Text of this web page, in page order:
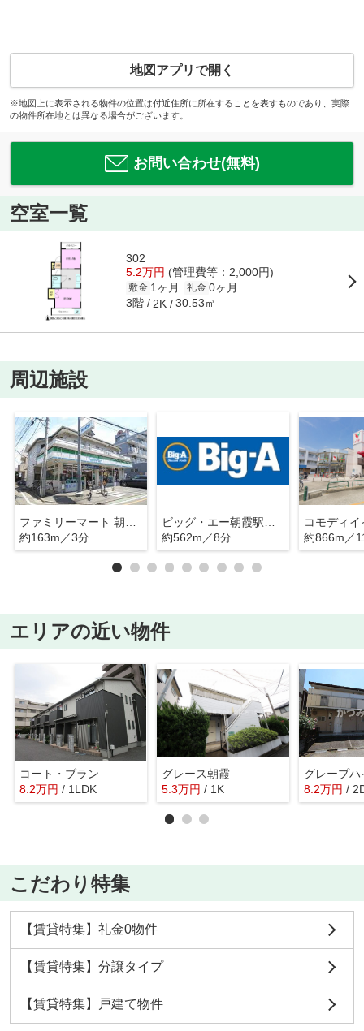
地図アプリで開く
※地図上に表示される物件の位置は付近住所に所在することを表すものであり、実際
の物件所在地とは異なる場合がございます。
お問い合わせ(無料)
空室一覧
302
5.2万円 (管理費等：2,000円)
敷金 1ヶ月 礼金 0ヶ月
3階 2K 30.53㎡
周辺施設
約163m／3分
約562m／8分
約866m／
エリアの近い物件
コート・ブラン
8.2万円 / 1LDK
グレース朝霞
5.3万円 / 1K
グレープハ
8.2万円 /
こだわり特集
【賃貸特集】礼金0物件
【賃貸特集】分譲タイプ
【賃貸特集】戸建て物件